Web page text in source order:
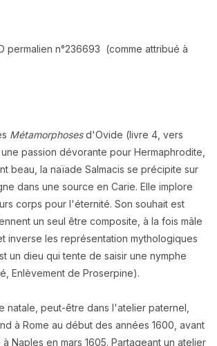
permalien n°236693 (comme attribué à
Métamorphosesd'Ovide (livre 4, vers
passion dévorante pour Hermaphrodite,
beau, la naïade Salmacis se précipite sur
dans une source en Carie. Elle implore
corps pour l'éternité. Son souhait est
un seul être composite, à la fois mâle
inverse les représentation mythologiques
un dieu qui tente de saisir une nymphe
Enlèvement de Proserpine).
natale, peut-être dans l'atelier paternel,
à Rome au début des années 1600, avant
Naples en mars 1605. Partageant un atelier